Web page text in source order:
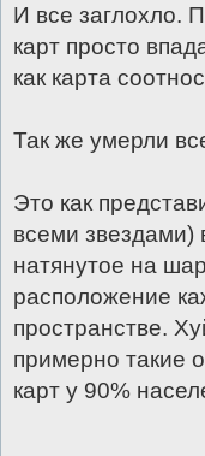
И все заглохло.
карт просто
как карта
Так же умерли
Это как
всеми звездами)
натянутое на
расположение
пространстве.
примерно такие
карт у 90%